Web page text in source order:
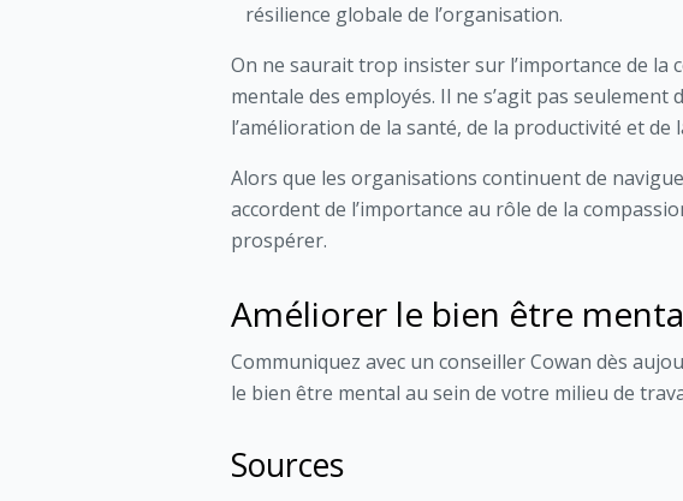
résilience globale de l’organisation.
On ne saurait trop insister sur l’importance de la
mentale des employés. Il ne s’agit pas
l’amélioration de la santé, de la productivité et de
Alors que les organisations continuent de
accordent de l’importance au rôle de la
prospérer.
Améliorer le bien être
Communiquez avec un conseiller Cowan dès
le bien être mental au sein de votre milieu de
Sources